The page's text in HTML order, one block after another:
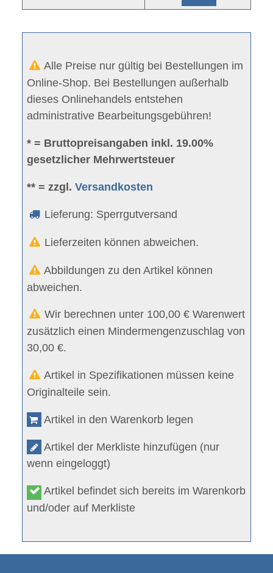
Alle Preise nur gültig bei Bestellungen im
Online-Shop. Bei Bestellungen außerhalb
dieses Onlinehandels entstehen
administrative Bearbeitungsgebühren!
* = Bruttopreisangaben inkl. 19.00%
gesetzlicher Mehrwertsteuer
** = zzgl.Versandkosten
Lieferung: Sperrgutversand
Lieferzeiten können abweichen.
Abbildungen zu den Artikel können
abweichen.
Wir berechnen unter 100,00 € Warenwert
zusätzlich einen Mindermengenzuschlag von
30,00 €.
Artikel in Spezifikationen müssen keine
Originalteile sein.
Artikel in den Warenkorb legen
Artikel der Merkliste hinzufügen (nur
wenn eingeloggt)
Artikel befindet sich bereits im Warenkorb
und/oder auf Merkliste